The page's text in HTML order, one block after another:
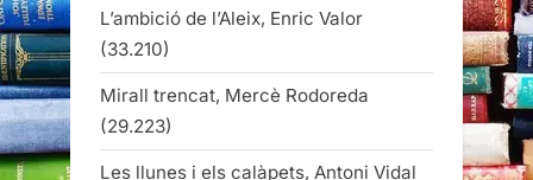
L’ambició de l’Aleix, Enric Valor
(33.210)
Mirall trencat, Mercè Rodoreda
(29.223)
Les llunes i els calàpets, Antoni Vidal